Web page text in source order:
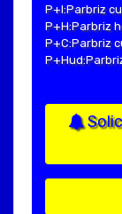
P+I:Parbriz
P+H:Parbriz
P+C:Parbriz